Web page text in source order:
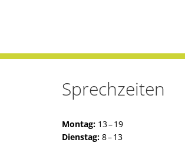
Sprechzeiten
Montag:13 – 19
Dienstag: 8 – 13